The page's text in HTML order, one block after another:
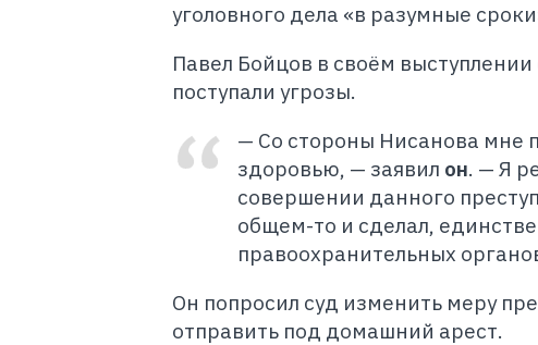
уголовного дела «в разумные
Павел Бойцов в своём выступлении
поступали угрозы.
— Со стороны Нисанова мне
здоровью, — заявил он. — Я
совершении данного
общем-то и сделал,
правоохранительных
Он попросил суд изменить меру
отправить под домашний арест.